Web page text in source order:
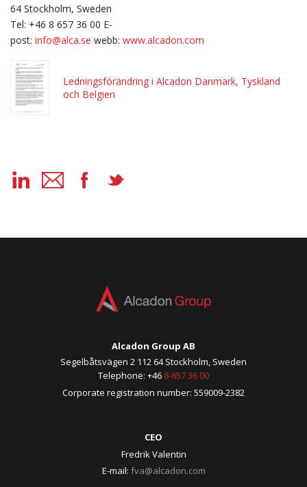
64 Stockholm, Sweden
Tel: +46 8 657 36 00 E-
post: info@alca.se webb: www.alcadon.com
Ledningsförändring i Alcadon Danmark, Tyskland
och Belgien
Alcadon Group AB
Segelbåtsvägen 2 112 64 Stockholm, Sweden
Telephone: +46 8-657 36 00
Corporate registration number: 559009-2382
CEO
Fredrik Valentin
E-mail: fva@alcadon.com